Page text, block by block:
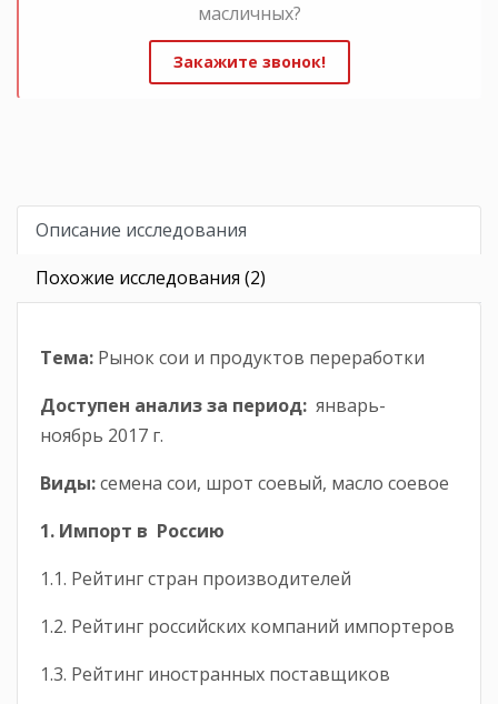
масличных?
Закажите звонок!
Описание исследования
Похожие исследования (2)
Тема: Рынок сои и продуктов переработки
Доступен анализ за период: январь-
ноябрь 2017 г.
Виды:семена сои, шрот соевый, масло соевое
1. Импорт в Россию
1.1. Рейтинг стран производителей
1.2. Рейтинг российских компаний импортеров
1.3. Рейтинг иностранных поставщиков